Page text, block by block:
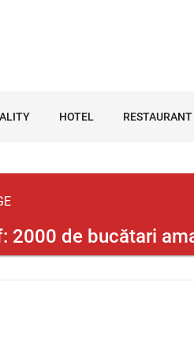
HOTEL RESTAURANT
2000 de bucătari